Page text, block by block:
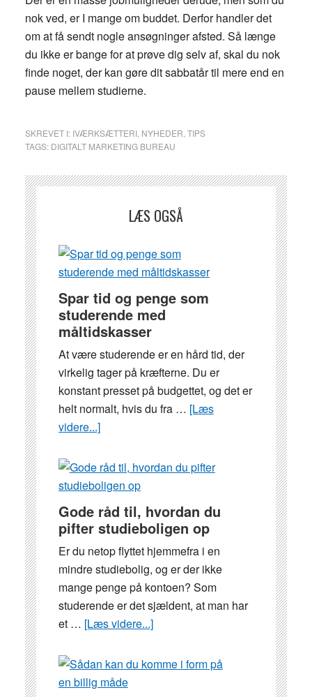
nok ved, er I mange om buddet. Derfor handler det
om at få sendt nogle ansøgninger afsted. Så længe
du ikke er bange for at prøve dig selv af, skal du nok
finde noget, der kan gøre dit sabbatår til mere end en
pause mellem studierne.
SKREVET I: IVÆRKSÆTTERI, NYHEDER TIPS
TAGS: DIGITALT MARKETING BUREAU
LÆS OGSÅ
Spar tid og penge som
studerende med
måltidskasser
At være studerende er en hård tid, der
virkelig tager på kræfterne. Du er
konstant presset på budgettet, og det er
helt normalt, hvis du fra … [Læs
videre...]om
tid
og
som
studerende
med
måltidskasser
Gode råd til, hvordan du
pifter studieboligen op
Er du netop flyttet hjemmefra i en
mindre studiebolig, og er der ikke
mange penge på kontoen? Som
studerende er det sjældent, at man har
et … [Læs videre...]om
råd